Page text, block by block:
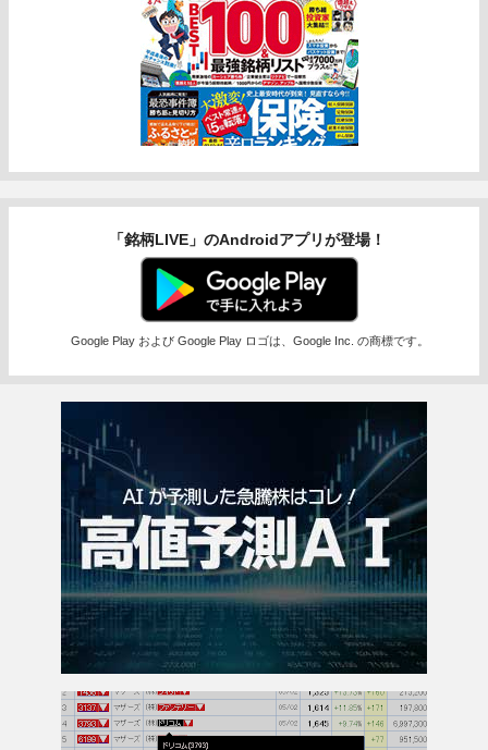
「銘柄LIVE」のAndroidアプリが登場！
Google Play および Google Play ロゴは、Google Inc. の商標です。